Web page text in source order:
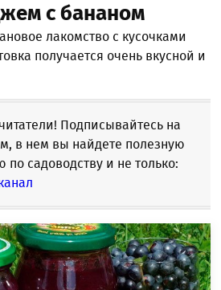
с бананом
лакомство с кусочками
получается очень вкусной и
Подписывайтесь на
в нем вы найдете полезную
садоводству и не только: